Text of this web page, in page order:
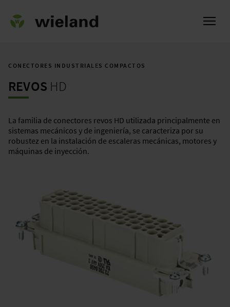
CONECTORES INDUSTRIALES COMPACTOS
REVOS HD
La familia de conectores revos HD utilizada principalmente en
sistemas mecánicos y de ingeniería, se caracteriza por su
robustez en la instalación de escaleras mecánicas, motores y
máquinas de inyección.